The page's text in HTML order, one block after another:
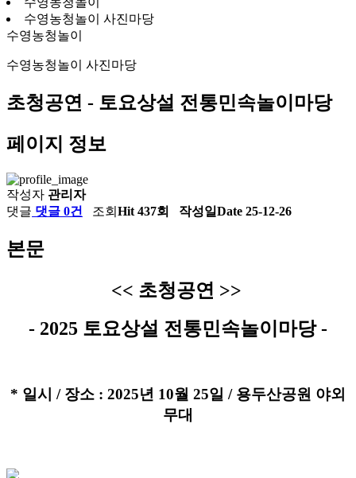
수영농청놀이 사진마당
수영농청놀이
수영농청놀이 사진마당
초청공연 - 토요상설 전통민속놀이마당
페이지 정보
작성자 관리자
댓글 댓글 0건 조회 Hit 437회 작성일Date 25-12-26
본문
​<< 초청공연 >>
- 2025 토요상설 전통민속놀이마당 -
* 일시 / 장소 : 2025년 10월 25일 / 용두산공원 야외
무대